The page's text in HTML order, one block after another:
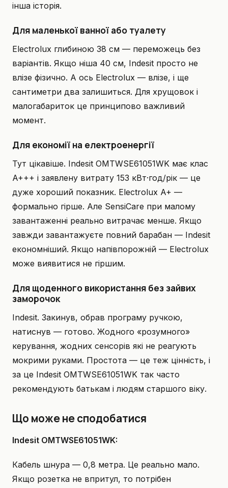
інша історія.
Для маленької ванної або туалету
Electrolux глибиною 38 см — переможець без
варіантів. Якщо ніша 40 см, Indesit просто не
влізе фізично. А ось Electrolux — влізе, і ще
сантиметри два залишиться. Для хрущовок і
малогабариток це принципово важливий
момент.
Для економії на електроенергії
Тут цікавіше. Indesit OMTWSE61051WK має клас
A+++ і заявлену витрату 153 кВт·год/рік — це
дуже хороший показник. Electrolux A+ —
формально гірше. Але SensiCare при малому
завантаженні реально витрачає менше. Якщо
завжди завантажуєте повний барабан — Indesit
економніший. Якщо напівпорожній — Electrolux
може виявитися не гіршим.
Для щоденного використання без зайвих
заморочок
Indesit. Закинув, обрав програму ручкою,
натиснув — готово. Жодного «розумного»
керування, жодних сенсорів які не реагують
мокрими руками. Простота — це теж цінність, і
за це Indesit OMTWSE61051WK так часто
рекомендують батькам і людям старшого віку.
Що може не сподобатися
Indesit OMTWSE61051WK:
Кабель шнура — 0,8 метра. Це реально мало.
Якщо розетка не впритул, то потрібен